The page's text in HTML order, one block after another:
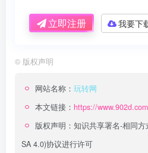
立即注册 我要下
© 版权声明
网站名称： 玩转网
本文链接： https://
版权声明： 知识共享署名-相同方
SA 4.0)协议进行许可